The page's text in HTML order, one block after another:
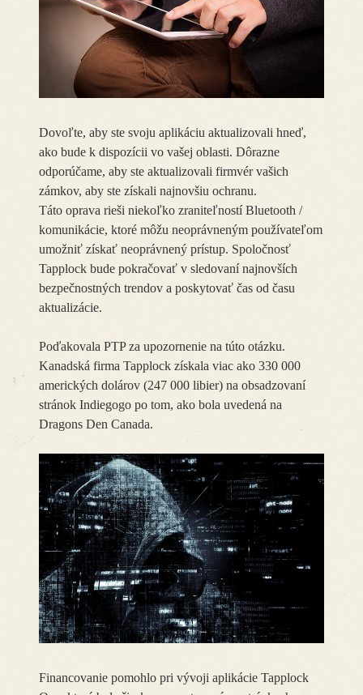
Dovoľte, aby ste svoju aplikáciu aktualizovali hneď,
ako bude k dispozícii vo vašej oblasti. Dôrazne
odporúčame, aby ste aktualizovali firmvér vašich
zámkov, aby ste získali najnovšiu ochranu.
Táto oprava rieši niekoľko zraniteľností Bluetooth /
komunikácie, ktoré môžu neoprávneným používateľom
umožniť získať neoprávnený prístup. Spoločnosť
Tapplock bude pokračovať v sledovaní najnovších
bezpečnostných trendov a poskytovať čas od času
aktualizácie.
Poďakovala PTP za upozornenie na túto otázku.
Kanadská firma Tapplock získala viac ako 330 000
amerických dolárov (247 000 libier) na obsadzovaní
stránok Indiegogo po tom, ako bola uvedená na
Dragons Den Canada.
Financovanie pomohlo pri vývoji aplikácie Tapplock